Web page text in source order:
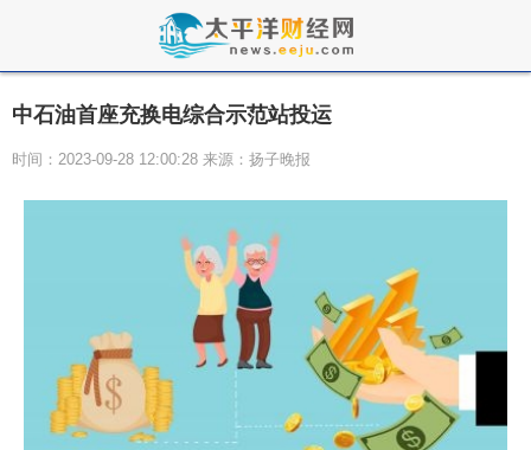
中石油首座充换电综合示范站投运
时间：2023-09-28 12:00:28 来源：扬子晚报